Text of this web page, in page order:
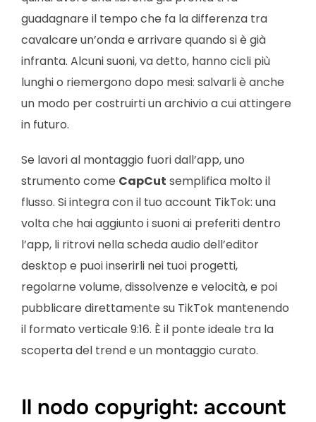
guadagnare il tempo che fa la differenza tra
cavalcare un’onda e arrivare quando si è già
infranta. Alcuni suoni, va detto, hanno cicli più
lunghi o riemergono dopo mesi: salvarli è anche
un modo per costruirti un archivio a cui attingere
in futuro.
Se lavori al montaggio fuori dall’app, uno
strumento come CapCut semplifica molto il
flusso. Si integra con il tuo account TikTok: una
volta che hai aggiunto i suoni ai preferiti dentro
l’app, li ritrovi nella scheda audio dell’editor
desktop e puoi inserirli nei tuoi progetti,
regolarne volume, dissolvenze e velocità, e poi
pubblicare direttamente su TikTok mantenendo
il formato verticale 9:16. È il ponte ideale tra la
scoperta del trend e un montaggio curato.
Il nodo copyright: account